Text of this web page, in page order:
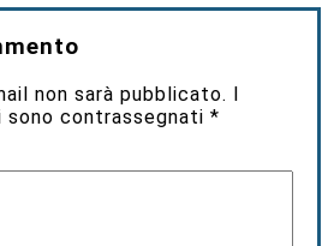
non sarà pubblicato. I
sono contrassegnati*